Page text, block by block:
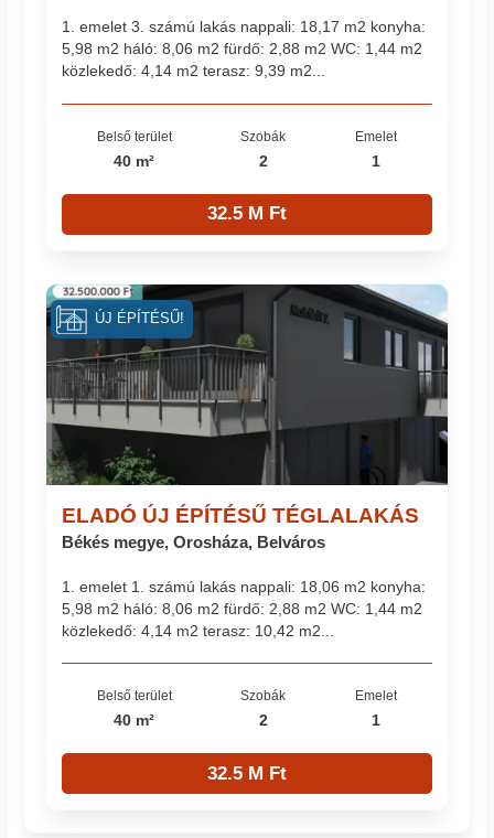
1. emelet 3. számú lakás nappali: 18,17 m2 konyha:
5,98 m2 háló: 8,06 m2 fürdő: 2,88 m2 WC: 1,44 m2
közlekedő: 4,14 m2 terasz: 9,39 m2...
Belső terület
40 m²
Szobák
2
Emelet
1
32.5 M Ft
ELADÓ ÚJ ÉPÍTÉSŰ TÉGLALAKÁS
Békés megye, Orosháza, Belváros
1. emelet 1. számú lakás nappali: 18,06 m2 konyha:
5,98 m2 háló: 8,06 m2 fürdő: 2,88 m2 WC: 1,44 m2
közlekedő: 4,14 m2 terasz: 10,42 m2...
Belső terület
40 m²
Szobák
2
Emelet
1
32.5 M Ft
ÚJ ÉPÍTÉSŰ!